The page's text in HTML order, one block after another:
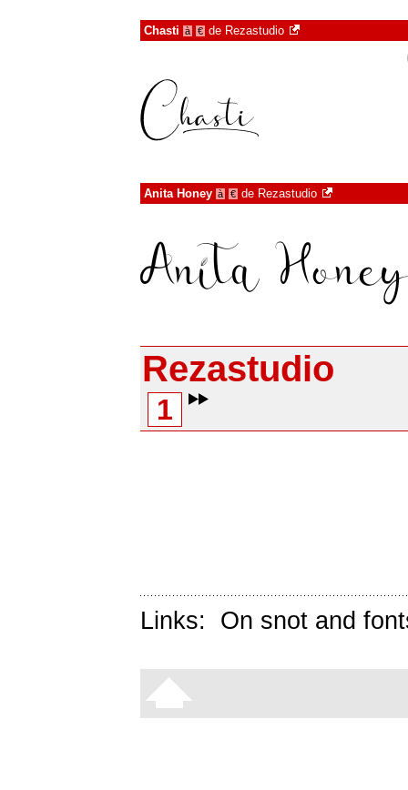
Chasti à € de Rezastudio
Anita Honey à € de Rezastudio
Rezastudio
1
Links: On snot and